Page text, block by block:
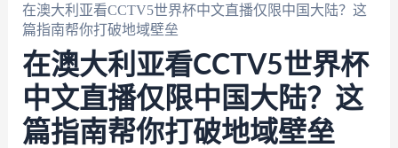
在澳大利亚看CCTV5世界杯中文直播仅限中国大陆？这
篇指南帮你打破地域壁垒
在澳大利亚看CCTV5世界杯
中文直播仅限中国大陆？这
篇指南帮你打破地域壁垒